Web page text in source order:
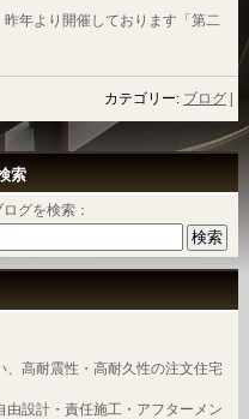
年より開催しております「第二
カテゴリー: ブログ
索
ログを検索：
高耐震性・高耐久性の注文住宅
設計・責任施工・アフターメン